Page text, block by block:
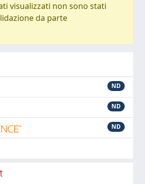
visualizzati non sono stati
da parte
ND
ND
ND